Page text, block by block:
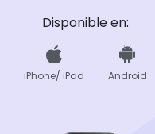
Disponible en:
iPhone/ iPad Android